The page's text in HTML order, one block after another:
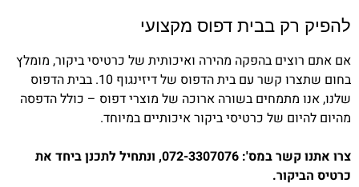
להפיק רק בבית דפוס מקצועי
אם אתם רוצים בהפקה מהירה ואיכותית של כרטיסי ביקור, מומלץ
בחום שתצרו קשר עם בית הדפוס של דיזינגוף 10. בבית הדפוס
שלנו, אנו מתמחים בשורה ארוכה של מוצרי דפוס – כולל הדפסה
מהיום להיום של כרטיסי ביקור איכותיים במיוחד.
צרו אתנו קשר במס': 072-3307076, ונתחיל לתכנן ביחד את
כרטיס הביקור.